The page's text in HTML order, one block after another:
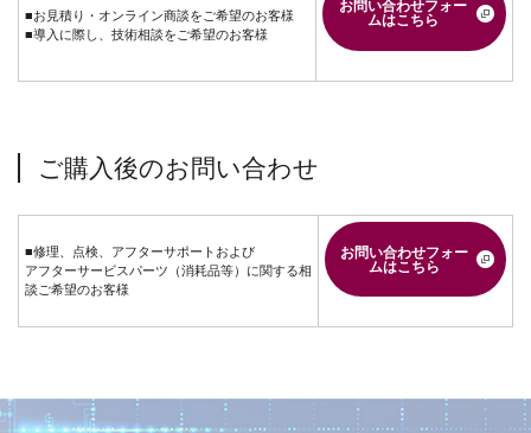
■お見積り・オンライン商談をご希望のお客様
■導入に際し、技術相談をご希望のお客様
お問い合わせフォー
ムはこちら
ご購入後のお問い合わせ
■修理、点検、アフターサポートおよび
アフターサービスパーツ（消耗品等）に関する相
談ご希望のお客様
お問い合わせフォー
ムはこちら